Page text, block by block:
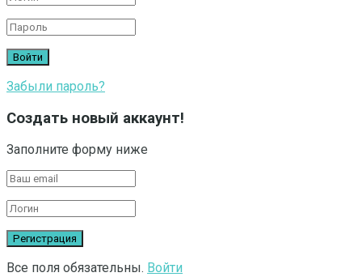
Забыли пароль?
Создать новый аккаунт!
Заполните форму ниже
Все поля обязательны. Войти